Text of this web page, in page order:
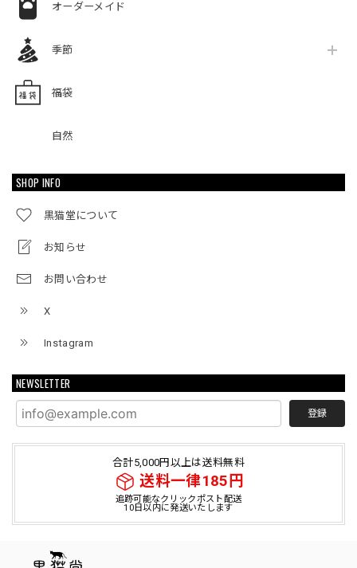
オーダーメイド
季節
福袋
自然
SHOP INFO
黒猫堂について
お知らせ
お問い合わせ
X
Instagram
NEWSLETTER
登録
合計5,000円以上は送料無料
送料一律185円
追跡可能なクリックポスト配送
10日以内に発送いたします